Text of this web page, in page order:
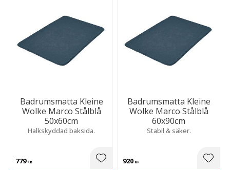
Badrumsmatta Kleine
Wolke Marco Stålblå
50x60cm
Halkskyddad baksida.
779KR Lägg till i favoriter
Badrumsmatta Kleine
Wolke Marco Stålblå
60x90cm
Stabil & säker.
920 KR